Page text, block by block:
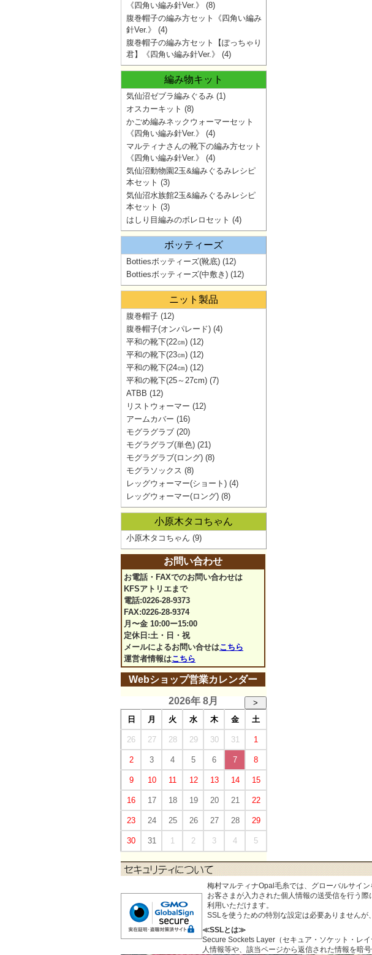
《四角い編み針Ver.》
(8)
腹巻帽子の編み方セット《四角い編み
針Ver.》
(4)
腹巻帽子の編み方セット【ぽっちゃり
君】《四角い編み針Ver.》
(4)
編み物キット
気仙沼ゼブラ編みぐるみ (1)
オスカーキット (8)
かごめ編みネックウォーマーセット
《四角い編み針Ver.》
(4)
マルティナさんの靴下の編み方セット
《四角い編み針Ver.》
(4)
気仙沼動物園2玉&編みぐるみレシピ
本セット (3)
気仙沼水族館2玉&編みぐるみレシピ
本セット (3)
はしり目編みのボレロセット (4)
ボッティーズ
Bottiesボッティーズ(靴底) (12)
Bottiesボッティーズ(中敷き) (12)
ニット製品
腹巻帽子 (12)
腹巻帽子(オンパレード) (4)
平和の靴下(22㎝) (12)
平和の靴下(23㎝) (12)
平和の靴下(24㎝) (12)
平和の靴下(25～27cm) (7)
ATBB (12)
リストウォーマー (12)
アームカバー (16)
モグラグラブ (20)
モグラグラブ(単色) (21)
モグラグラブ(ロング) (8)
モグラソックス (8)
レッグウォーマー(ショート) (4)
レッグウォーマー(ロング) (8)
小原木タコちゃん
小原木タコちゃん (9)
お問い合わせ
お電話・FAXでのお問い合わせは
KFSアトリエまで
電話:0226-28-9373
FAX:0226-28-9374
月〜金 10:00ー15:00
定休日:土・日・祝
メールによるお問い合せはこちら
運営者情報はこちら
Webショップ営業カレンダー
2026年 8月
>
日
月 火 水 木 金 土
26 27 28 29 30 31 1
2 3 4 5 6 7 8
9 10 11 12 13 14 15
16 17 18 19 20 21 22
23 24 25 26 27 28 29
30 31 1 2 3 4 5
梅村マルティナOpal毛糸では、グローバルサイン
お客さまが入力された個人情報の送受信を行う
利用いただけます。
SSLを使うための特別な設定は必要ありませんが
≪SSLとは≫
Secure Sockets Layer（セキュア・ソケット・レ
人情報等や、該当ページから返信された情報を暗号